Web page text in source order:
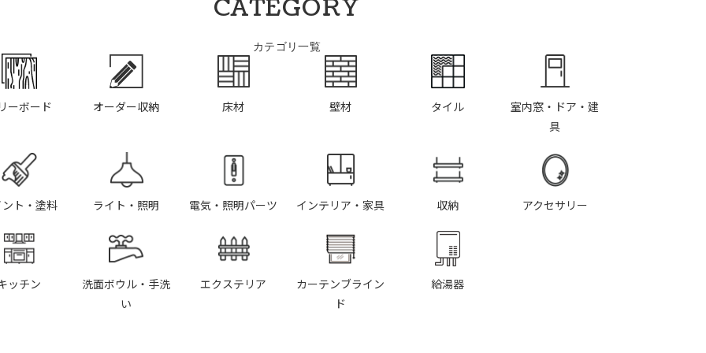
CATEGORY
カテゴリ一覧
ーボード オーダー収納 床材 壁材 タイル
室内窓・ドア・建
具
ト・塗料 ライト・照明 電気・照明パーツ インテリア・家具 収納 アクセサリー
ッチン
洗面ボウル・手洗
い
エクステリア
カーテンブライン
ド
給湯器